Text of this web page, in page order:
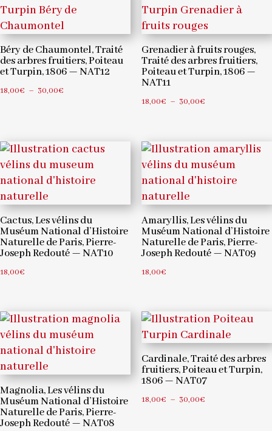
à
à
30,00€
Béry de Chaumontel, Traité
des arbres fruitiers, Poiteau
et Turpin, 1806 — NAT12
18,00€ – 30,00€
à
30,00€
Grenadier à fruits rouges,
Traité des arbres fruitiers,
Poiteau et Turpin, 1806 —
NAT11
18,00€ – 30,00€Plage
18,00€
à
30,00€
Cactus, Les vélins du
Muséum National d’Histoire
Naturelle de Paris, Pierre-
Joseph Redouté — NAT10
18,00€
Amaryllis, Les vélins du
Muséum National d’Histoire
Naturelle de Paris, Pierre-
Joseph Redouté — NAT09
18,00€
Magnolia, Les vélins du
Muséum National d’Histoire
Naturelle de Paris, Pierre-
Joseph Redouté — NAT08
Cardinale, Traité des arbres
fruitiers, Poiteau et Turpin,
1806 — NAT07
18,00€ – 30,00€Plage